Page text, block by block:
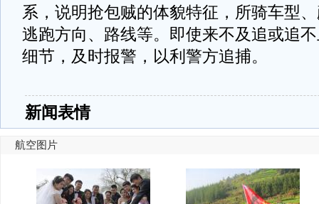
系，说明抢包贼的体貌特征，所骑车型
逃跑方向、路线等。即使来不及追或追
细节，及时报警，以利警方追捕。
新闻表情
航空图片